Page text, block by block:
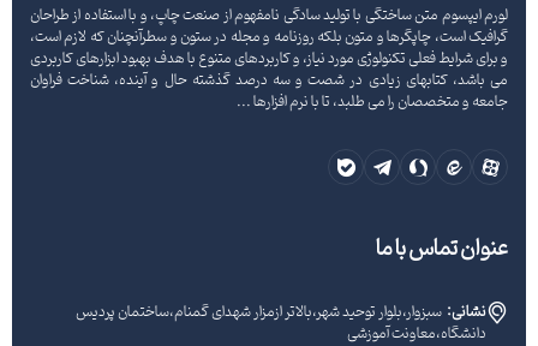
لورم ایپسوم متن ساختگی با تولید سادگی نامفهوم از صنعت چاپ، و با استفاده از طراحان
گرافیک است، چاپگرها و متون بلکه روزنامه و مجله در ستون و سطرآنچنان که لازم است،
و برای شرایط فعلی تکنولوژی مورد نیاز، و کاربردهای متنوع با هدف بهبود ابزارهای کاربردی
می باشد، کتابهای زیادی در شصت و سه درصد گذشته حال و آینده، شناخت فراوان
جامعه و متخصصان را می طلبد، تا با نرم افزارها ...
عنوان تماس با ما
نشانی:سبزوار،بلوار توحید شهر،بالاتر ازمزار شهدای گمنام،ساختمان پردیس
دانشگاه،معاونت آموزشی